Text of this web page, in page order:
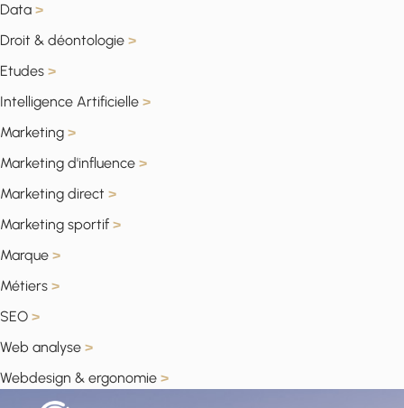
Data >
Droit & déontologie >
Etudes >
Intelligence Artificielle >
Marketing >
Marketing d'influence >
Marketing direct >
Marketing sportif >
Marque >
Métiers >
SEO >
Web analyse >
Webdesign & ergonomie >